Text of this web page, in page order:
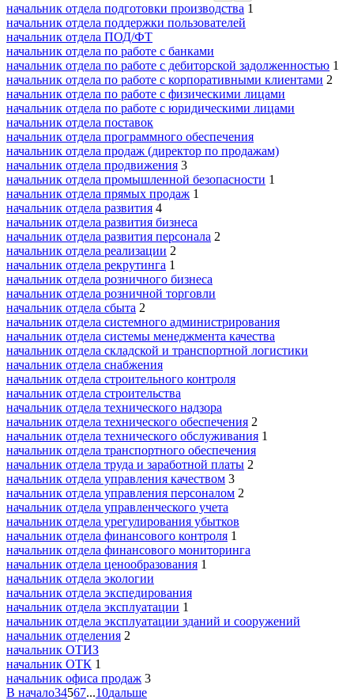
начальник отдела подготовки производства 1
начальник отдела поддержки пользователей
начальник отдела ПОД/ФТ
начальник отдела по работе с банками
начальник отдела по работе с дебиторской задолженностью 1
начальник отдела по работе с корпоративными клиентами 2
начальник отдела по работе с физическими лицами
начальник отдела по работе с юридическими лицами
начальник отдела поставок
начальник отдела программного обеспечения
начальник отдела продаж (директор по продажам)
начальник отдела продвижения 3
начальник отдела промышленной безопасности 1
начальник отдела прямых продаж 1
начальник отдела развития 4
начальник отдела развития бизнеса
начальник отдела развития персонала 2
начальник отдела реализации 2
начальник отдела рекрутинга 1
начальник отдела розничного бизнеса
начальник отдела розничной торговли
начальник отдела сбыта 2
начальник отдела системного администрирования
начальник отдела системы менеджмента качества
начальник отдела складской и транспортной логистики
начальник отдела снабжения
начальник отдела строительного контроля
начальник отдела строительства
начальник отдела технического надзора
начальник отдела технического обеспечения 2
начальник отдела технического обслуживания 1
начальник отдела транспортного обеспечения
начальник отдела труда и заработной платы 2
начальник отдела управления качеством 3
начальник отдела управления персоналом 2
начальник отдела управленческого учета
начальник отдела урегулирования убытков
начальник отдела финансового контроля 1
начальник отдела финансового мониторинга
начальник отдела ценообразования 1
начальник отдела экологии
начальник отдела экспедирования
начальник отдела эксплуатации 1
начальник отдела эксплуатации зданий и сооружений
начальник отделения 2
начальник ОТИЗ
начальник ОТК 1
начальник офиса продаж 3
В начало34567...10дальше